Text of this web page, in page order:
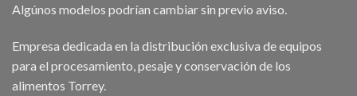
Algúnos modelos podrían cambiar sin previo aviso.
Empresa dedicada en la distribución exclusiva de equipos
para el procesamiento, pesaje y conservación de los
alimentos Torrey.